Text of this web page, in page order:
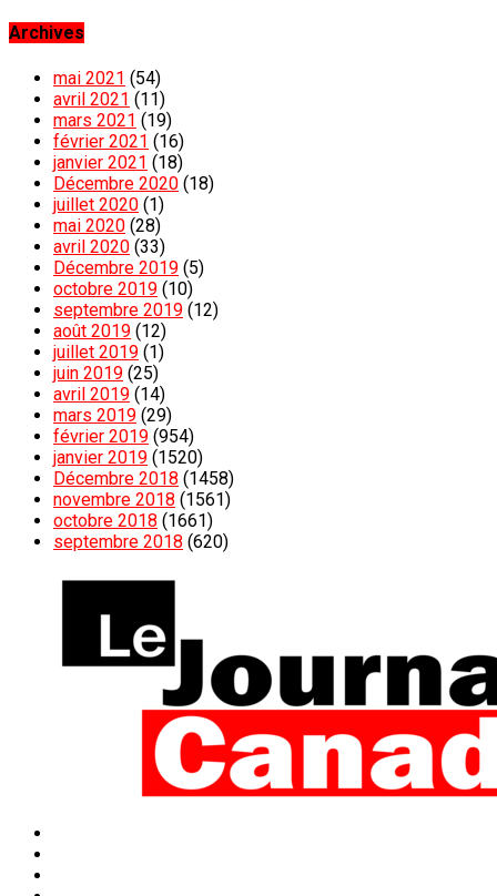
Archives
mai 2021 (54)
avril 2021 (11)
mars 2021 (19)
février 2021 (16)
janvier 2021 (18)
Décembre 2020 (18)
juillet 2020 (1)
mai 2020 (28)
avril 2020 (33)
Décembre 2019 (5)
octobre 2019 (10)
septembre 2019 (12)
août 2019 (12)
juillet 2019 (1)
juin 2019 (25)
avril 2019 (14)
mars 2019 (29)
février 2019 (954)
janvier 2019 (1520)
Décembre 2018 (1458)
novembre 2018 (1561)
octobre 2018 (1661)
septembre 2018 (620)